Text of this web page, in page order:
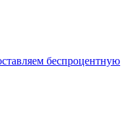
беспроцентную